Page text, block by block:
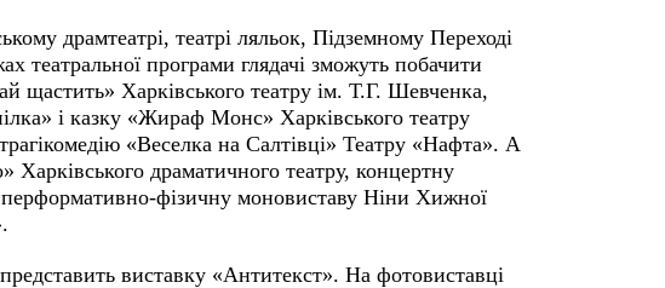
драмтеатрі, театрі ляльок, Підземному Переході
театральної програми глядачі зможуть побачити
щастить» Харківського театру ім. Т.Г. Шевченка,
і казку «Жираф Монс» Харківського театру
«Веселка на Салтівці» Театру «Нафта». А
Харківського драматичного театру, концертну
фізичну моновиставу Ніни Хижної
виставку «Антитекст». На фотовиставці